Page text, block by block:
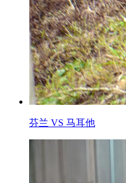
芬兰 VS 马耳他